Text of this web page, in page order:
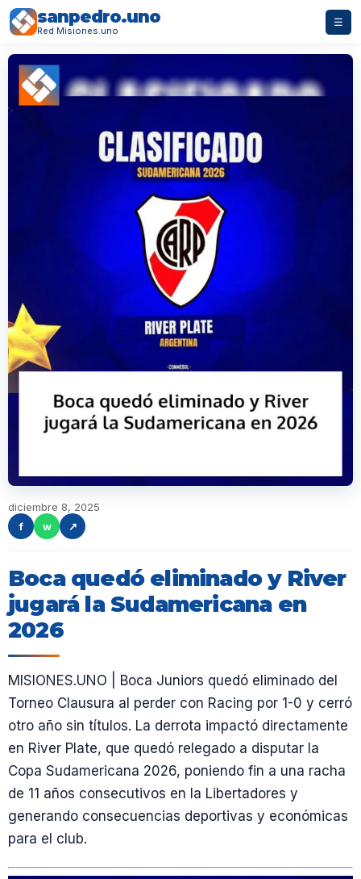
sanpedro.uno
Red Misiones.uno
☰
diciembre 8, 2025
f
w ↗
Boca quedó eliminado y River
jugará la Sudamericana en
2026
MISIONES.UNO | Boca Juniors quedó eliminado del
Torneo Clausura al perder con Racing por 1-0 y cerró
otro año sin títulos. La derrota impactó directamente
en River Plate, que quedó relegado a disputar la
Copa Sudamericana 2026, poniendo fin a una racha
de 11 años consecutivos en la Libertadores y
generando consecuencias deportivas y económicas
para el club.